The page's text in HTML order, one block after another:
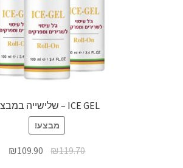
ICE GEL – שלישייה במבצע
מבצע!
₪119.70
₪109.90